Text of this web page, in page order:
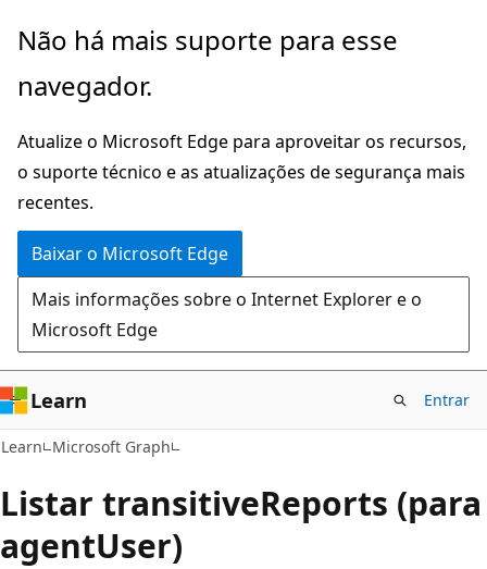
Pular
o
principal
Não há mais suporte para esse
navegador.
Atualize o Microsoft Edge para aproveitar os recursos,
o suporte técnico e as atualizações de segurança mais
recentes.
Baixar o Microsoft Edge
Mais informações sobre o Internet Explorer e o
Microsoft Edge
Learn Entrar
Learn Microsoft Graph
Listar transitiveReports (para
agentUser)